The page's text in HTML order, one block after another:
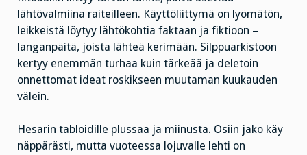
lähtövalmiina raiteilleen. Käyttöliittymä on lyömätön,
leikkeistä löytyy lähtökohtia faktaan ja fiktioon –
langanpäitä, joista lähteä kerimään. Silppuarkistoon
kertyy enemmän turhaa kuin tärkeää ja deletoin
onnettomat ideat roskikseen muutaman kuukauden
välein.
Hesarin tabloidille plussaa ja miinusta. Osiin jako käy
näppärästi, mutta vuoteessa lojuvalle lehti on